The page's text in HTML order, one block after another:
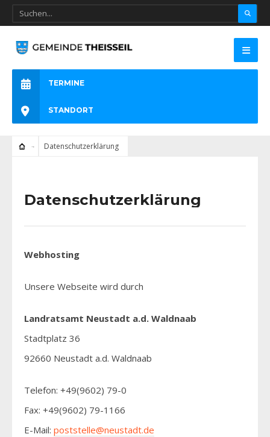
TERMINE
STANDORT
Datenschutzerklärung
Datenschutzerklärung
Webhosting
Unsere Webseite wird durch
Landratsamt Neustadt a.d. Waldnaab
Stadtplatz 36
92660 Neustadt a.d. Waldnaab
Telefon: +49(9602) 79-0
Fax: +49(9602) 79-1166
E-Mail: poststelle@neustadt.de